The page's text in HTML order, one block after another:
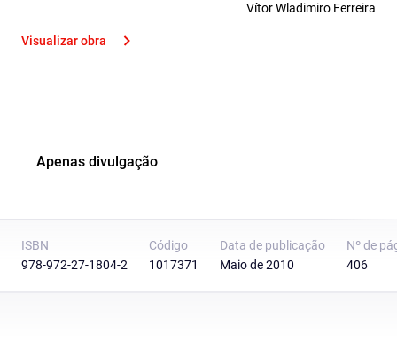
Vítor Wladimiro Ferreira
Visualizar obra
Apenas divulgação
ISBN
978-972-27-1804-2
Código
1017371
Data de publicação
Maio de 2010
Nº de
406